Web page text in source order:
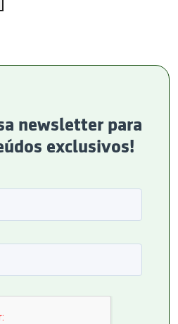
newsletter para
exclusivos!